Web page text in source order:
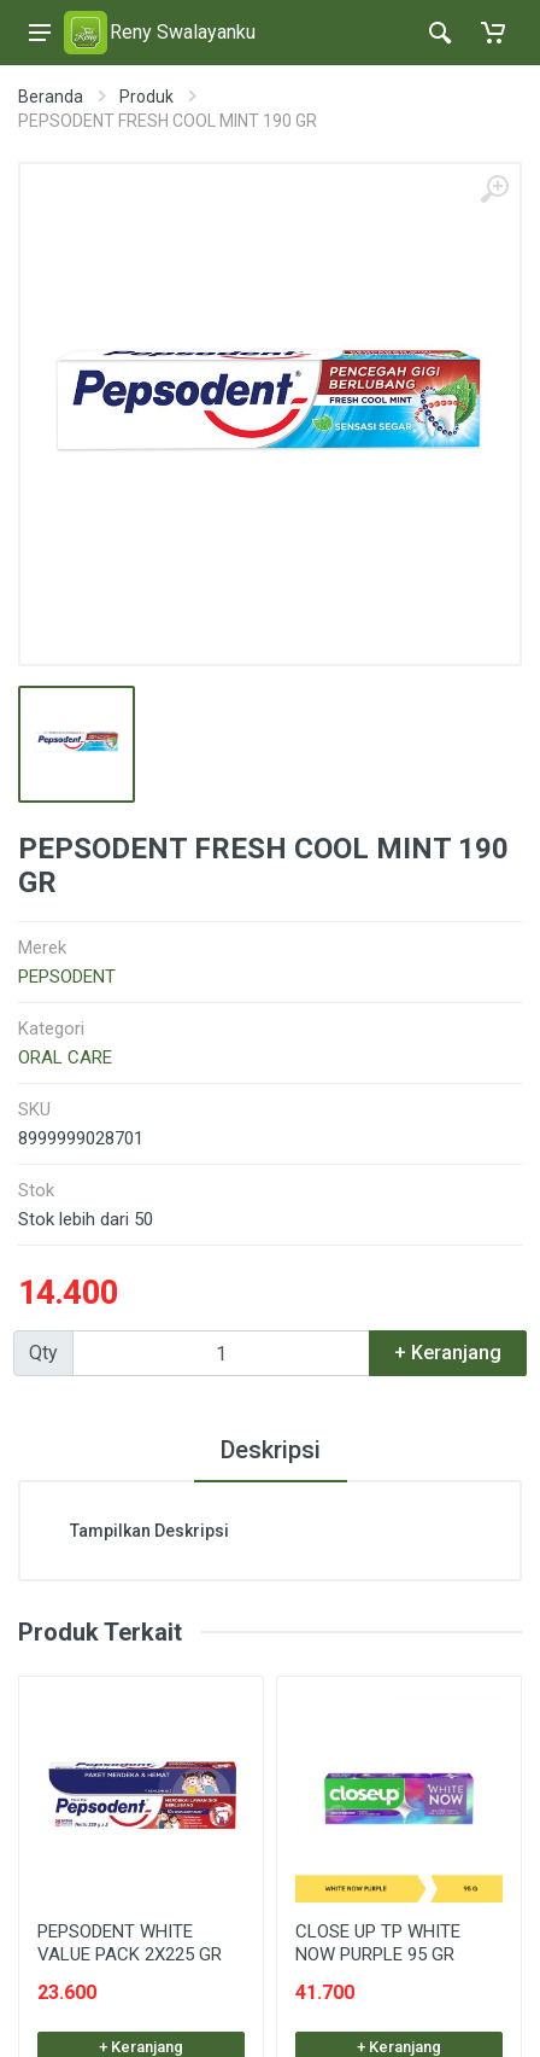
Reny Swalayanku
Beranda
Produk
PEPSODENT FRESH COOL MINT 190 GR
PEPSODENT FRESH COOL MINT 190
GR
Merek
PEPSODENT
Kategori
ORAL CARE
SKU
8999999028701
Stok
Stok lebih dari 50
14.400
Qty + Keranjang
Deskripsi
Tampilkan Deskripsi
Produk Terkait
PEPSODENT WHITE
VALUE PACK 2X225 GR
23.600
+ Keranjang
CLOSE UP TP WHITE
NOW PURPLE 95 GR
41.700
+ Keranjang